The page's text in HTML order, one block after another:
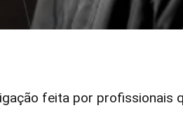
feita por profissionais